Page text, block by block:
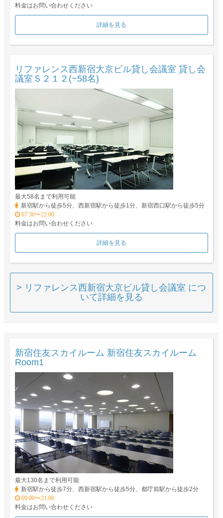
料金はお問い合わせください
詳細を見る
リファレンス西新宿大京ビル貸し会議室 貸し会
議室Ｓ２１２(~58名)
最大58名まで利用可能
新宿駅から徒歩5分、西新宿駅から徒歩1分、新宿西口駅から徒歩5分
07:30〜22:00
料金はお問い合わせください
詳細を見る
> リファレンス西新宿大京ビル貸し会議室 につ
いて詳細を見る
新宿住友スカイルーム 新宿住友スカイルーム
Room1
最大130名まで利用可能
新宿駅から徒歩7分、西新宿駅から徒歩5分、都庁前駅から徒歩2分
09:00〜21:00
料金はお問い合わせください